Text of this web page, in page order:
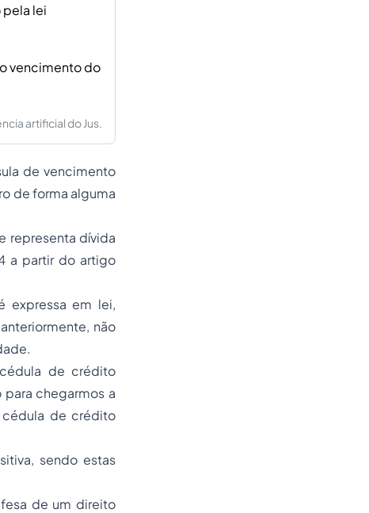
lei
vencimento do
artificial do Jus.
de vencimento
de forma alguma
representa dívida
a partir do artigo
expressa em lei,
não
de crédito
chegarmos a
de crédito
sendo estas
de um direito